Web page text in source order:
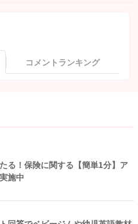
コメントランキング
る！保険に関する【簡単1分】ア
施中